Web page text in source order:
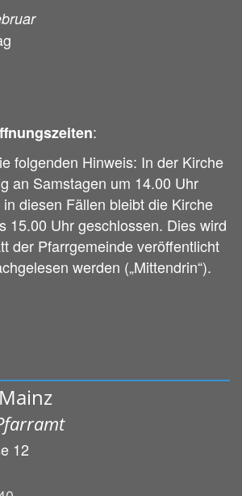
:
folgenden Hinweis: In der Kirche
an Samstagen um 14.00 Uhr
diesen Fällen bleibt die Kirche
15.00 Uhr geschlossen. Dies wird
der Pfarrgemeinde veröffentlicht
werden („Mittendrin“).
12